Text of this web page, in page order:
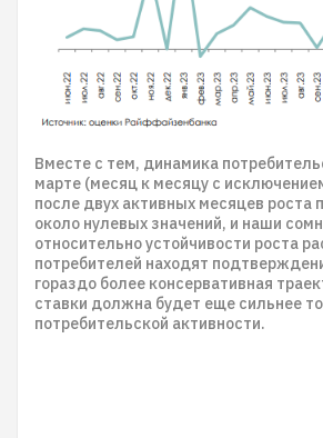
Вместе с тем, динамика
марте (месяц к месяцу с
после двух активных месяцев роста
около нулевых значений, и наши
относительно устойчивости роста
потребителей находят
гораздо более консервативная
ставки должна будет еще сильнее
потребительской активности.